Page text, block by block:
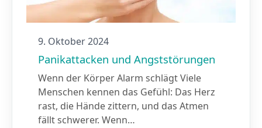
9. Oktober 2024
Panikattacken und Angststörungen
Wenn der Körper Alarm schlägt Viele
Menschen kennen das Gefühl: Das Herz
rast, die Hände zittern, und das Atmen
fällt schwerer. Wenn…